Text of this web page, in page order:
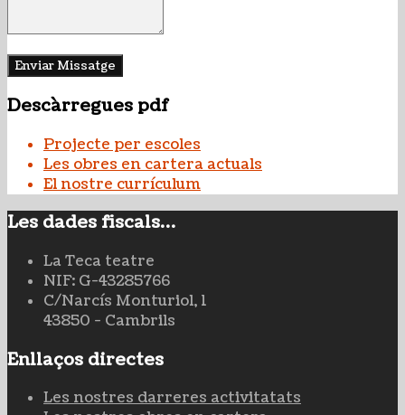
Descàrregues pdf
Projecte per escoles
Les obres en cartera actuals
El nostre currículum
Les dades fiscals…
La Teca teatre
NIF: G-43285766
C/Narcís Monturiol, 1
43850 - Cambrils
Enllaços directes
Les nostres darreres activitatats